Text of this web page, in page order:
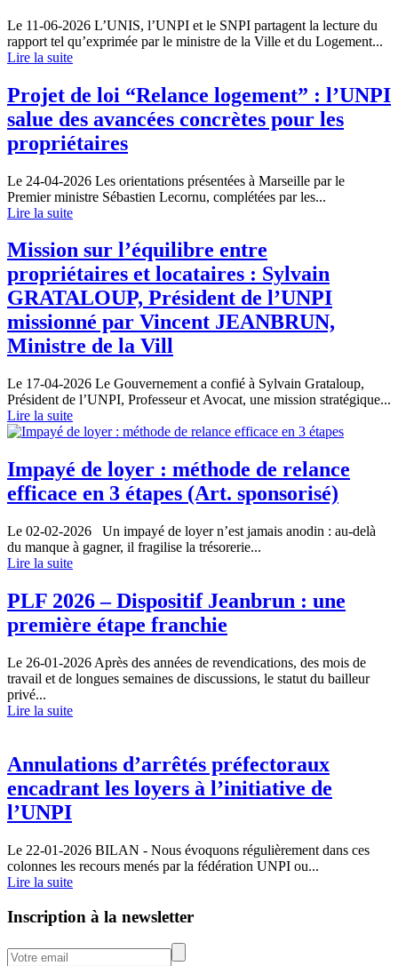
Le 11-06-2026 L’UNIS, l’UNPI et le SNPI partagent la lecture du
rapport tel qu’exprimée par le ministre de la Ville et du Logement...
Lire la suite
Projet de loi “Relance logement” : l’UNPI
salue des avancées concrètes pour les
propriétaires
Le 24-04-2026 Les orientations présentées à Marseille par le
Premier ministre Sébastien Lecornu, complétées par les...
Lire la suite
Mission sur l’équilibre entre
propriétaires et locataires : Sylvain
GRATALOUP, Président de l’UNPI
missionné par Vincent JEANBRUN,
Ministre de la Vill
Le 17-04-2026 Le Gouvernement a confié à Sylvain Grataloup,
Président de l’UNPI, Professeur et Avocat, une mission stratégique...
Lire la suite
Impayé de loyer : méthode de relance
efficace en 3 étapes (Art. sponsorisé)
Le 02-02-2026 Un impayé de loyer n’est jamais anodin : au-delà
du manque à gagner, il fragilise la trésorerie...
Lire la suite
PLF 2026 – Dispositif Jeanbrun : une
première étape franchie
Le 26-01-2026 Après des années de revendications, des mois de
travail et de longues semaines de discussions, le statut du bailleur
privé...
Lire la suite
Annulations d’arrêtés préfectoraux
encadrant les loyers à l’initiative de
l’UNPI
Le 22-01-2026 BILAN - Nous évoquons régulièrement dans ces
colonnes les recours menés par la fédération UNPI ou...
Lire la suite
Inscription à la newsletter